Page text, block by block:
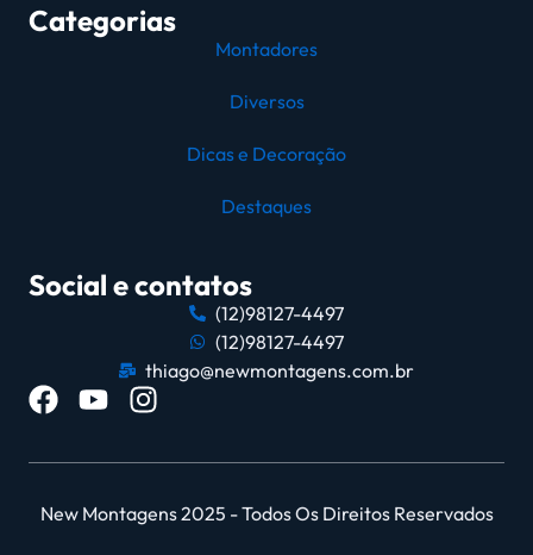
Categorias
Montadores
Diversos
Dicas e Decoração
Destaques
Social e contatos
(12)98127-4497
(12)98127-4497
thiago@newmontagens.com.br
New Montagens 2025 - Todos Os Direitos Reservados